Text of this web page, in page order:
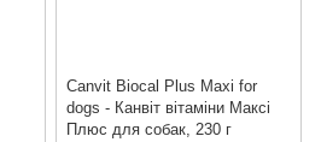
Canvit Biocal Plus Maxi for
dogs - Канвіт вітаміни Максі
Плюс для собак, 230 г